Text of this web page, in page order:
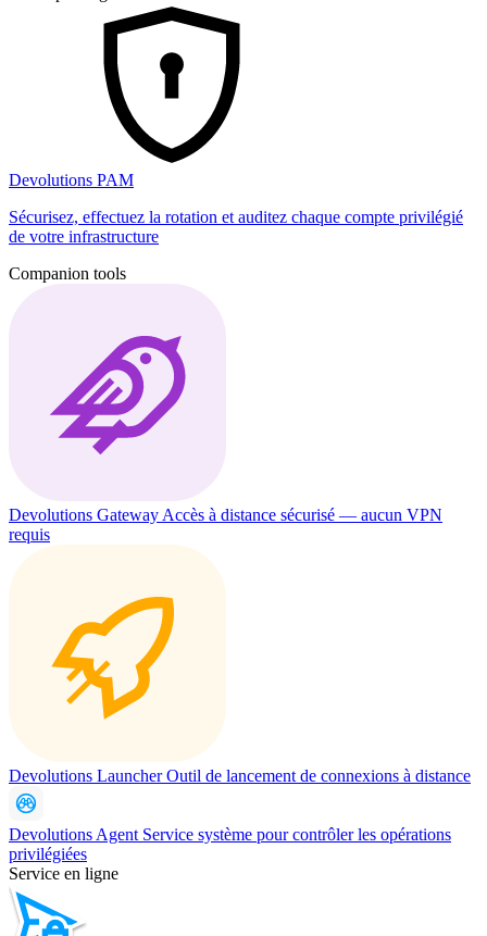
Devolutions PAM
Sécurisez, effectuez la rotation et auditez chaque compte privilégié
de votre infrastructure
Companion tools
Devolutions Gateway Accès à distance sécurisé — aucun VPN
requis
Devolutions LauncherOutil de lancement de connexions à distance
Devolutions Agent Service système pour contrôler les opérations
privilégiées
Service en ligne